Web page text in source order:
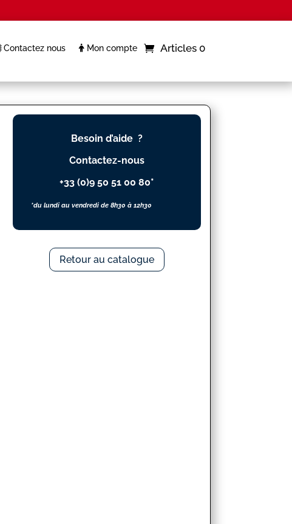
Contactez nous Mon compte Articles 0
Besoin d’aide ?
Contactez-nous
+33 (0)9 50 51 00 80*
*du lundi au vendredi de 8h30 à 12h30
Retour au catalogue